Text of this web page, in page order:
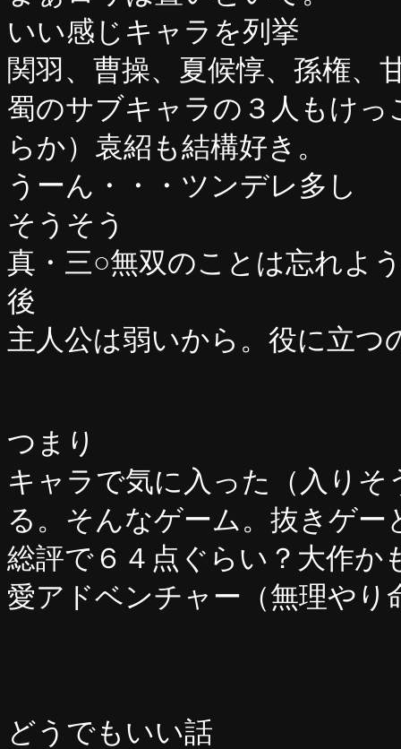
いい感じキャラを列挙
関羽、曹操、夏候惇、孫権、
蜀のサブキャラの３人もけ
らか）袁紹も結構好き。
うーん・・・ツンデレ多し
そうそう
真・三○無双のことは忘れよ
後
主人公は弱いから。役に立
つまり
キャラで気に入った（入り
る。そんなゲーム。抜きゲー
総評で６４点ぐらい？大作
愛アドベンチャー（無理やり
どうでもいい話